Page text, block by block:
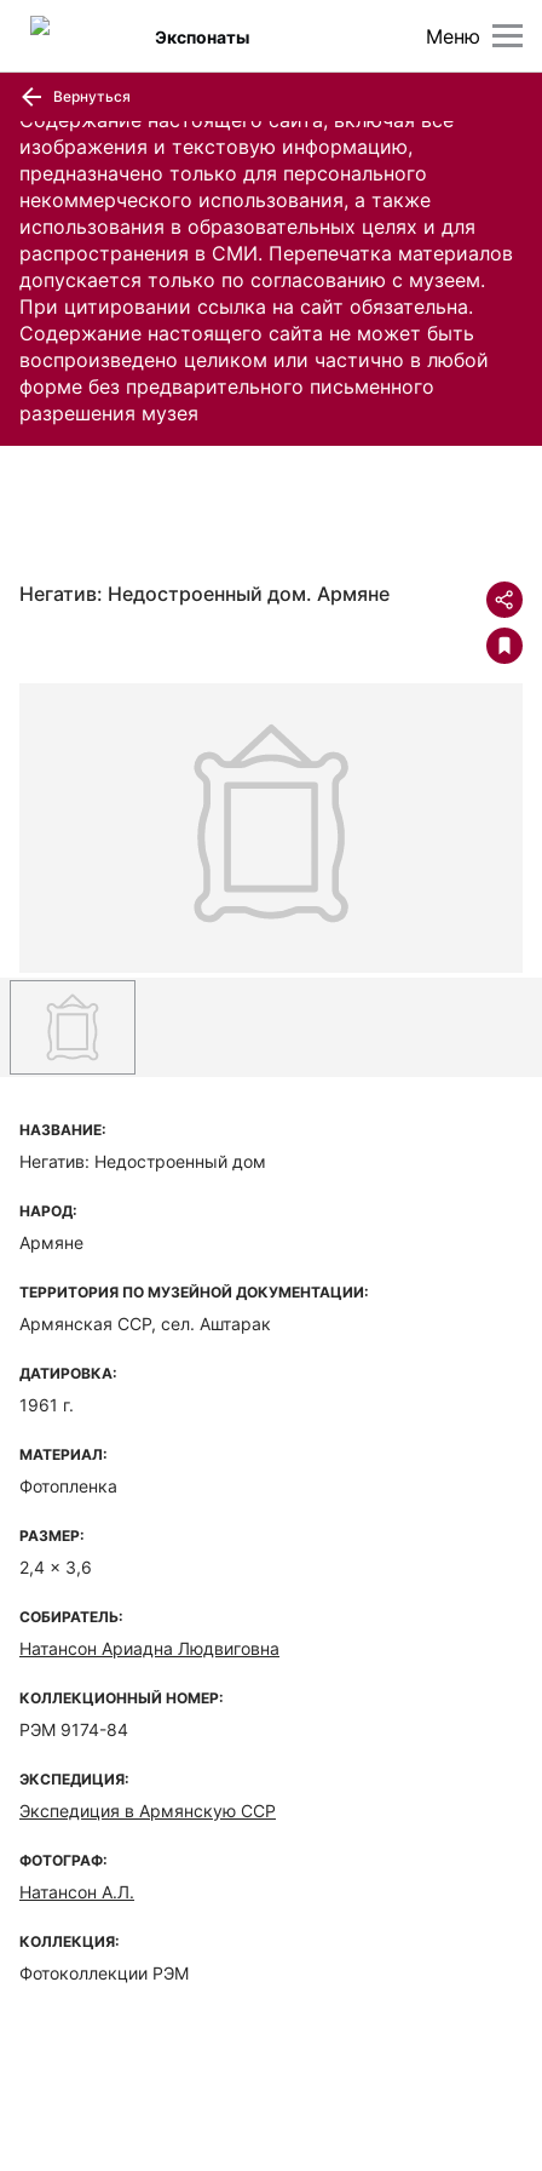
Содержание настоящего сайта, включая все
изображения и текстовую информацию,
предназначено только для персонального
некоммерческого использования, а также
использования в образовательных целях и для
распространения в СМИ. Перепечатка материалов
допускается только по согласованию с музеем.
При цитировании ссылка на сайт обязательна.
Содержание настоящего сайта не может быть
воспроизведено целиком или частично в любой
форме без предварительного письменного
разрешения музея
Меню
Экспонаты
Вернуться
Негатив: Недостроенный дом. Армяне
НАЗВАНИЕ:
Негатив: Недостроенный дом
НАРОД:
Армяне
ТЕРРИТОРИЯ ПО МУЗЕЙНОЙ ДОКУМЕНТАЦИИ:
Армянская ССР, сел. Аштарак
ДАТИРОВКА:
1961 г.
МАТЕРИАЛ:
Фотопленка
РАЗМЕР:
2,4 x 3,6
СОБИРАТЕЛЬ:
Натансон Ариадна Людвиговна
КОЛЛЕКЦИОННЫЙ НОМЕР:
РЭМ 9174-84
ЭКСПЕДИЦИЯ:
Экспедиция в Армянскую ССР
ФОТОГРАФ:
Натансон А.Л.
КОЛЛЕКЦИЯ:
Фотоколлекции РЭМ